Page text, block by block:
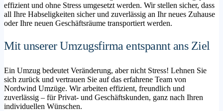
effizient und ohne Stress umgesetzt werden. Wir stellen sicher, dass
all Ihre Habseligkeiten sicher und zuverlässig an Ihr neues Zuhause
oder Ihre neuen Geschäftsräume transportiert werden.
Mit unserer Umzugsfirma entspannt ans Ziel
Ein Umzug bedeutet Veränderung, aber nicht Stress! Lehnen Sie
sich zurück und vertrauen Sie auf das erfahrene Team von
Nordwind Umzüge. Wir arbeiten effizient, freundlich und
zuverlässig – für Privat- und Geschäftskunden, ganz nach Ihren
individuellen Wünschen.